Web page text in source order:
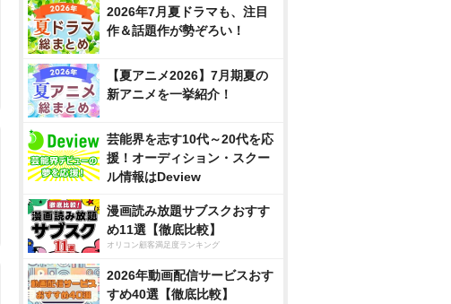
2026年7月夏ドラマも、注目
作＆話題作が勢ぞろい！
【夏アニメ2026】7月期夏の
新アニメを一挙紹介！
芸能界を志す10代～20代を応
援！オーディション・スクー
ル情報はDeview
漫画読み放題サブスクおすす
め11選【徹底比較】
オリコン顧客満足度ランキング
2026年動画配信サービスおす
すめ40選【徹底比較】